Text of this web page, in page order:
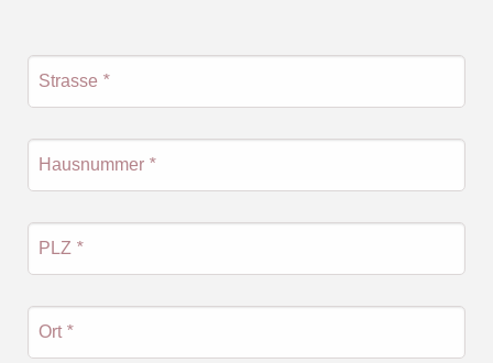
Strasse *
Hausnummer *
PLZ *
Ort *